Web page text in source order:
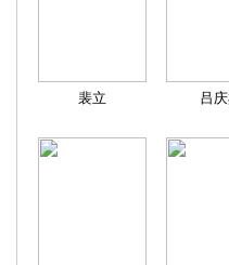
裴立 吕